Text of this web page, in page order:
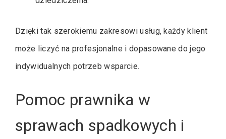
Dzięki tak szerokiemu zakresowi usług, każdy klient
może liczyć na profesjonalne i dopasowane do jego
indywidualnych potrzeb wsparcie.
Pomoc prawnika w
sprawach spadkowych i